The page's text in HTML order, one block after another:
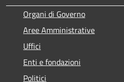
Organi di Governo
Aree Amministrative
Uffici
Enti e fondazioni
Politici